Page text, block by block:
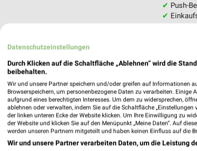
✔ Push-
✔
Nutze weekli auch
Datenschutzeinstellungen
Durch Klicken auf die Schaltfläche „Ablehnen“ wird die
beibehalten.
Wir und unsere Partner speichern und/oder greifen auf Informationen
Browserspeichern, um personenbezogene Daten zu verarbeiten.
aufgrund eines berechtigten Interesses. Um dem zu widersprechen,
ablehnen oder verwalten, indem Sie auf die Schaltfläche
der linken unteren Ecke der Website klicken. Um Ihre Einwilligung zu
der Website und klicken Sie auf den Menüpunkt „Meine Daten“. Auf
werden unseren Partnern mitgeteilt und haben keinen Einfluss auf die
Wir und unsere Partner verarbeiten Daten, um die Leistung